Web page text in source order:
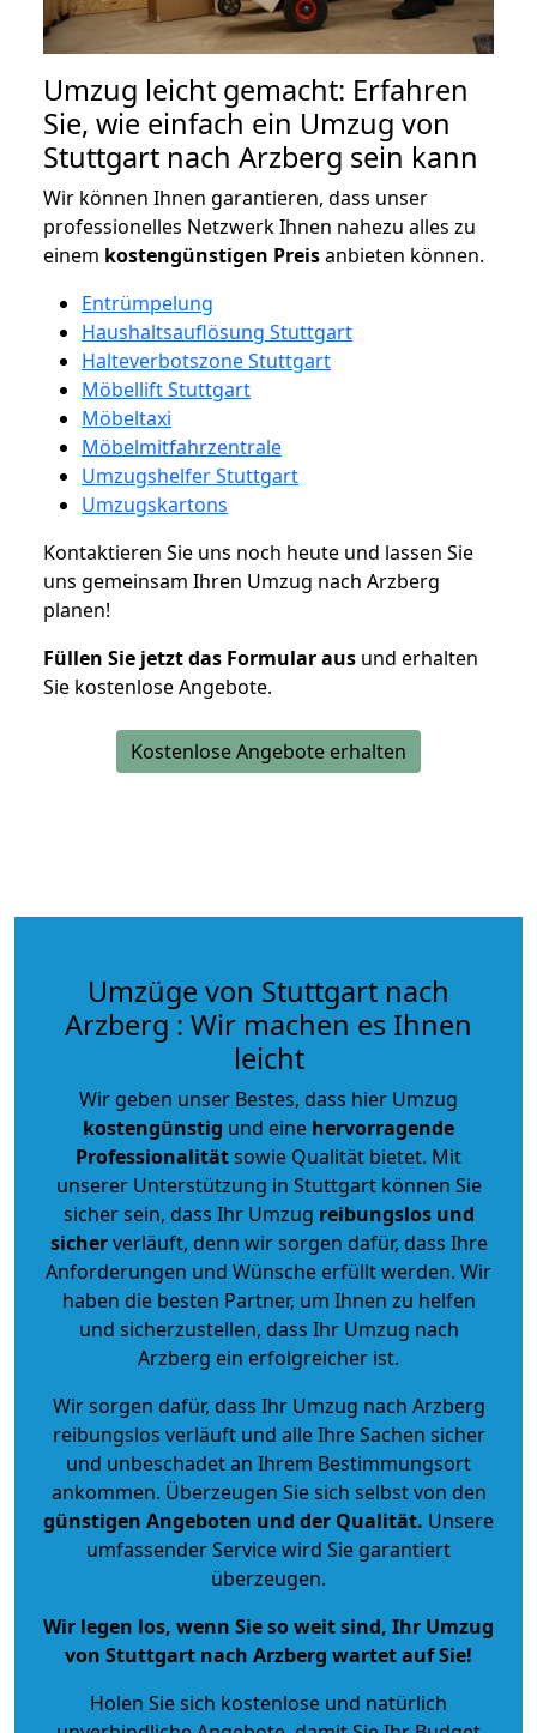
Umzug leicht gemacht: Erfahren
Sie, wie einfach ein Umzug von
Stuttgart nach Arzberg sein kann
Wir können Ihnen garantieren, dass unser
professionelles Netzwerk Ihnen nahezu alles zu
einem kostengünstigen Preisanbieten können.
Entrümpelung
Haushaltsauflösung Stuttgart
Halteverbotszone Stuttgart
Möbellift Stuttgart
Möbeltaxi
Möbelmitfahrzentrale
Umzugshelfer Stuttgart
Umzugskartons
Kontaktieren Sie uns noch heute und lassen Sie
uns gemeinsam Ihren Umzug nach Arzberg
planen!
Füllen Sie jetzt das Formular aus und erhalten
Sie kostenlose Angebote.
Kostenlose Angebote erhalten
Umzüge von Stuttgart nach
Arzberg : Wir machen es Ihnen
leicht
Wir geben unser Bestes, dass hier Umzug
kostengünstig und eine hervorragende
Professionalitätsowie Qualität bietet. Mit
unserer Unterstützung in Stuttgart können Sie
sicher sein, dass Ihr Umzug reibungslos und
sicherverläuft, denn wir sorgen dafür, dass Ihre
Anforderungen und Wünsche erfüllt werden. Wir
haben die besten Partner, um Ihnen zu helfen
und sicherzustellen, dass Ihr Umzug nach
Arzberg ein erfolgreicher ist.
Wir sorgen dafür, dass Ihr Umzug nach Arzberg
reibungslos verläuft und alle Ihre Sachen sicher
und unbeschadet an Ihrem Bestimmungsort
ankommen. Überzeugen Sie sich selbst von den
günstigen Angeboten und der Qualität. Unsere
umfassender Service wird Sie garantiert
überzeugen.
Wir legen los, wenn Sie so weit sind, Ihr Umzug
von Stuttgart nach Arzberg wartet auf Sie!
Holen Sie sich kostenlose und natürlich